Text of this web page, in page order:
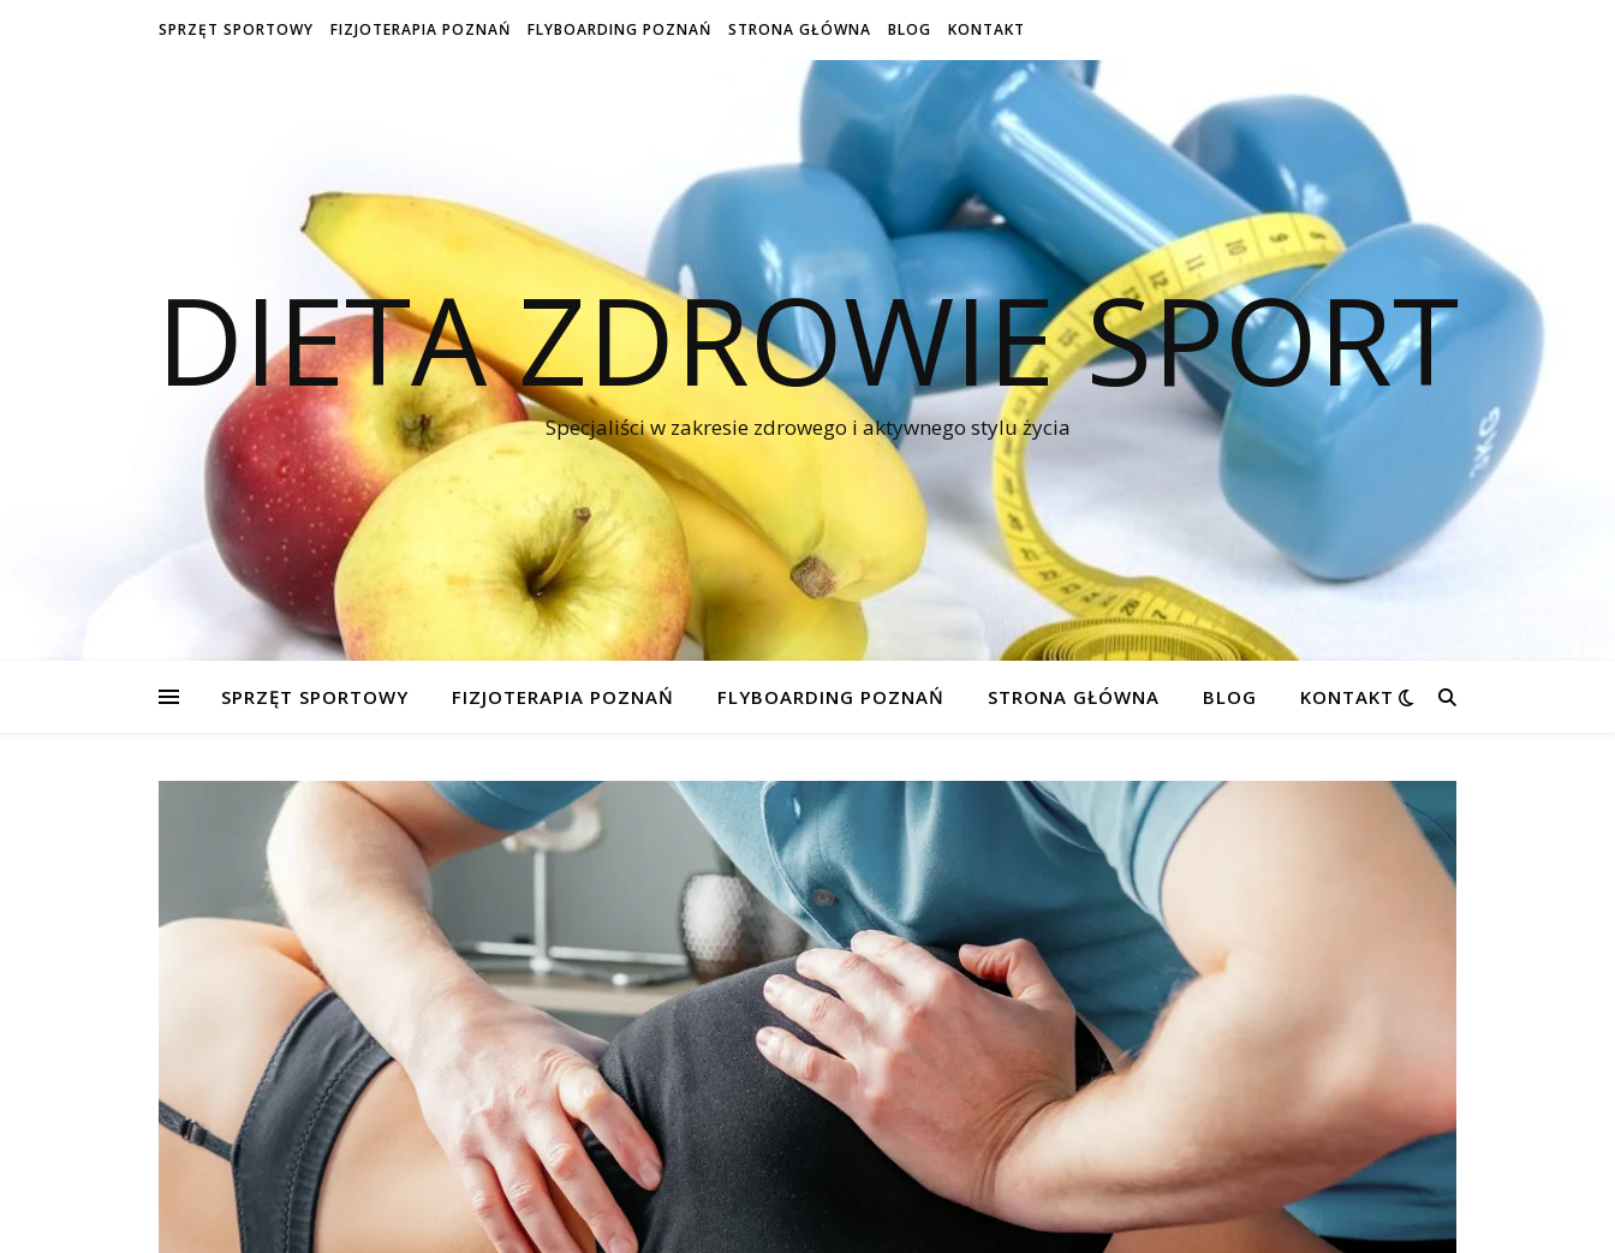
SPRZĘT SPORTOWY FIZJOTERAPIA POZNAŃ FLYBOARDING POZNAŃ STRONA GŁÓWNA BLOG KONTAKT
DIETA ZDROWIE SPORT
Specjaliści w zakresie zdrowego i aktywnego stylu życia
SPRZĘT SPORTOWY FIZJOTERAPIA POZNAŃ FLYBOARDING POZNAŃ STRONA GŁÓWNA BLOG KONTAKT